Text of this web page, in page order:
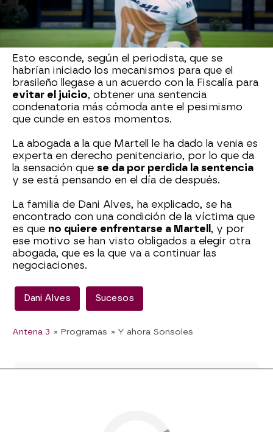
se redujerana cambio de que el futbolista
reconociera los hechos, además de efectuar un
resarcimiento del daño provocado a la víctima.
Esto esconde, según el periodista, que se
habrían iniciado los mecanismos para que el
brasileño llegase a un acuerdo con la Fiscalía para
evitar el juicio, obtener una sentencia
condenatoria más cómoda ante el pesimismo
que cunde en estos momentos.
La abogada a la que Martell le ha dado la venia es
experta en derecho penitenciario, por lo que da
la sensación que se da por perdida la sentencia
y se está pensando en el día de después.
La familia de Dani Alves, ha explicado, se ha
encontrado con una condición de la víctima que
es que no quiere enfrentarse a Martell , y por
ese motivo se han visto obligados a elegir otra
abogada, que es la que va a continuar las
negociaciones.
Dani Alves Sucesos
Antena 3 » Programas » Y ahora Sonsoles